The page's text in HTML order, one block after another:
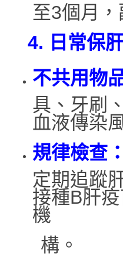
至3個月，
4. 日常保
不共用物
具、牙刷
血液傳染
規律檢查：
定期追蹤
接種B肝
機
構。